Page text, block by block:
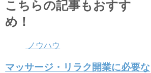
こちらの記事もおすす
め！
ノウハウ
マッサージ・リラク開業に必要な